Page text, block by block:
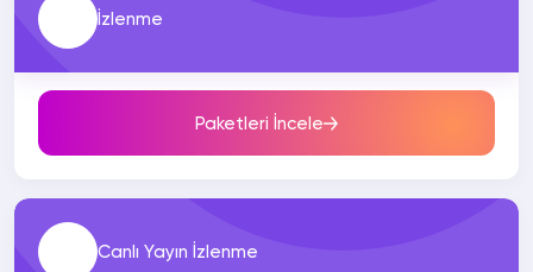
İzlenme
Paketleri İncele
Canlı Yayın İzlenme